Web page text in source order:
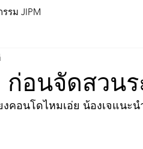
รม JIPM
อนจัดสวนร
คอนโดไหมเอ่ย น้องเจแนะ